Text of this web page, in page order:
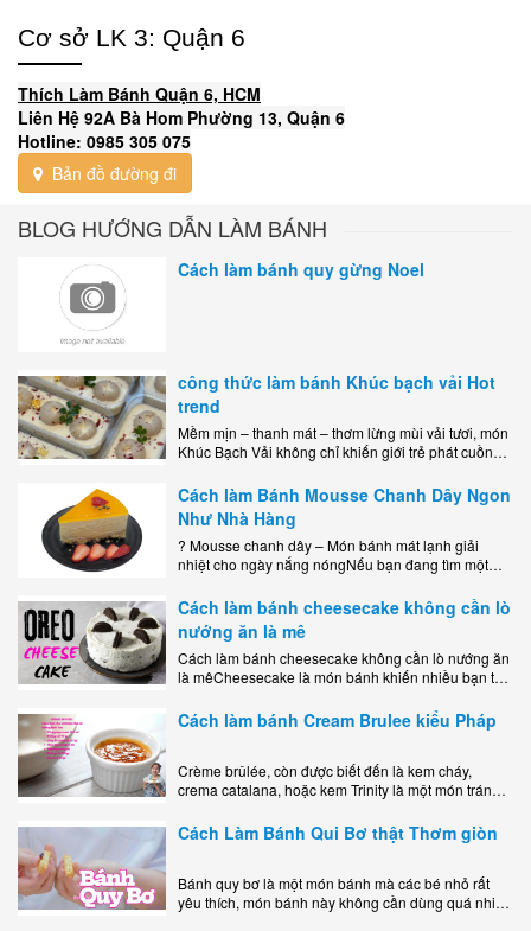
Cơ sở LK 3: Quận 6
Thích Làm Bánh Quận 6, HCM
Liên Hệ 92A Bà Hom Phường 13, Quận 6
Hotline: 0985 305 075
Bản đồ đường đi
BLOG HƯỚNG DẪN LÀM BÁNH
Cách làm bánh quy gừng Noel
công thức làm bánh Khúc bạch vải Hot
trend
Mềm mịn – thanh mát – thơm lừng mùi vải tươi, món
Khúc Bạch Vải không chỉ khiến giới trẻ phát cuồng
Cách làm Bánh Mousse Chanh Dây Ngon
Như Nhà Hàng
? Mousse chanh dây – Món bánh mát lạnh giải
nhiệt cho ngày nắng nóngNếu bạn đang tìm một
dễ..
Cách làm bánh cheesecake không cần lò
nướng ăn là mê
Cách làm bánh cheesecake không cần lò nướng ăn
là mêCheesecake là món bánh khiến nhiều bạn trẻ
kem..
Cách làm bánh Cream Brulee kiểu Pháp
Crème brûlée, còn được biết đến là kem cháy,
crema catalana, hoặc kem Trinity là một món tráng
lớp..
Cách Làm Bánh Qui Bơ thật Thơm giòn
Bánh quy bơ là một món bánh mà các bé nhỏ rất
yêu thích, món bánh này không cần dùng quá nhiều